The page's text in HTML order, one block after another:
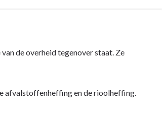
de overheid tegenover staat. Ze
afvalstoffenheffing en de rioolheffing.